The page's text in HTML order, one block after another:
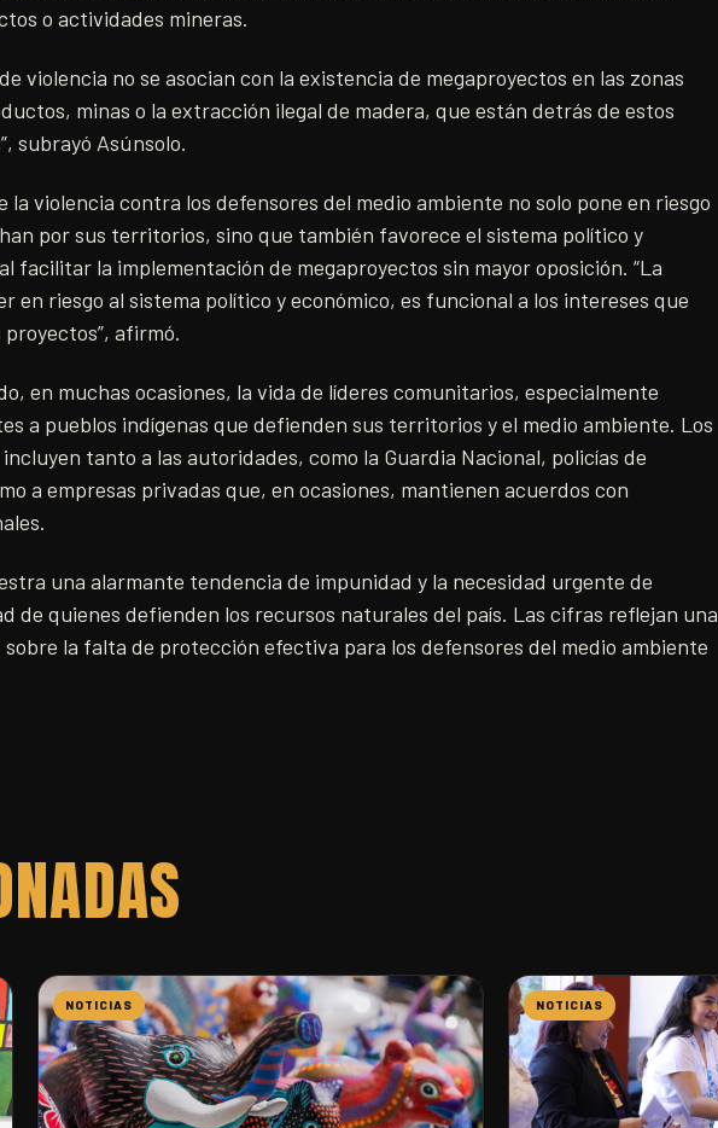
o actividades mineras.
violencia no se asocian con la existencia de megaproyectos en las zonas
minas o la extracción ilegal de madera, que están detrás de estos
subrayó Asúnsolo.
la violencia contra los defensores del medio ambiente no solo pone en riesgo
por sus territorios, sino que también favorece el sistema político y
facilitar la implementación de megaproyectos sin mayor oposición. “La
en riesgo al sistema político y económico, es funcional a los intereses que
afirmó.
en muchas ocasiones, la vida de líderes comunitarios, especialmente
a pueblos indígenas que defienden sus territorios y el medio ambiente. Los
tanto a las autoridades, como la Guardia Nacional, policías de
a empresas privadas que, en ocasiones, mantienen acuerdos con
una alarmante tendencia de impunidad y la necesidad urgente de
de quienes defienden los recursos naturales del país. Las cifras reflejan una
la falta de protección efectiva para los defensores del medio ambiente
NOTICIAS NOTICIAS